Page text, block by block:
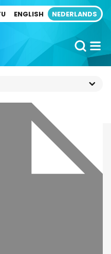
ENGLISH NEDERLANDS